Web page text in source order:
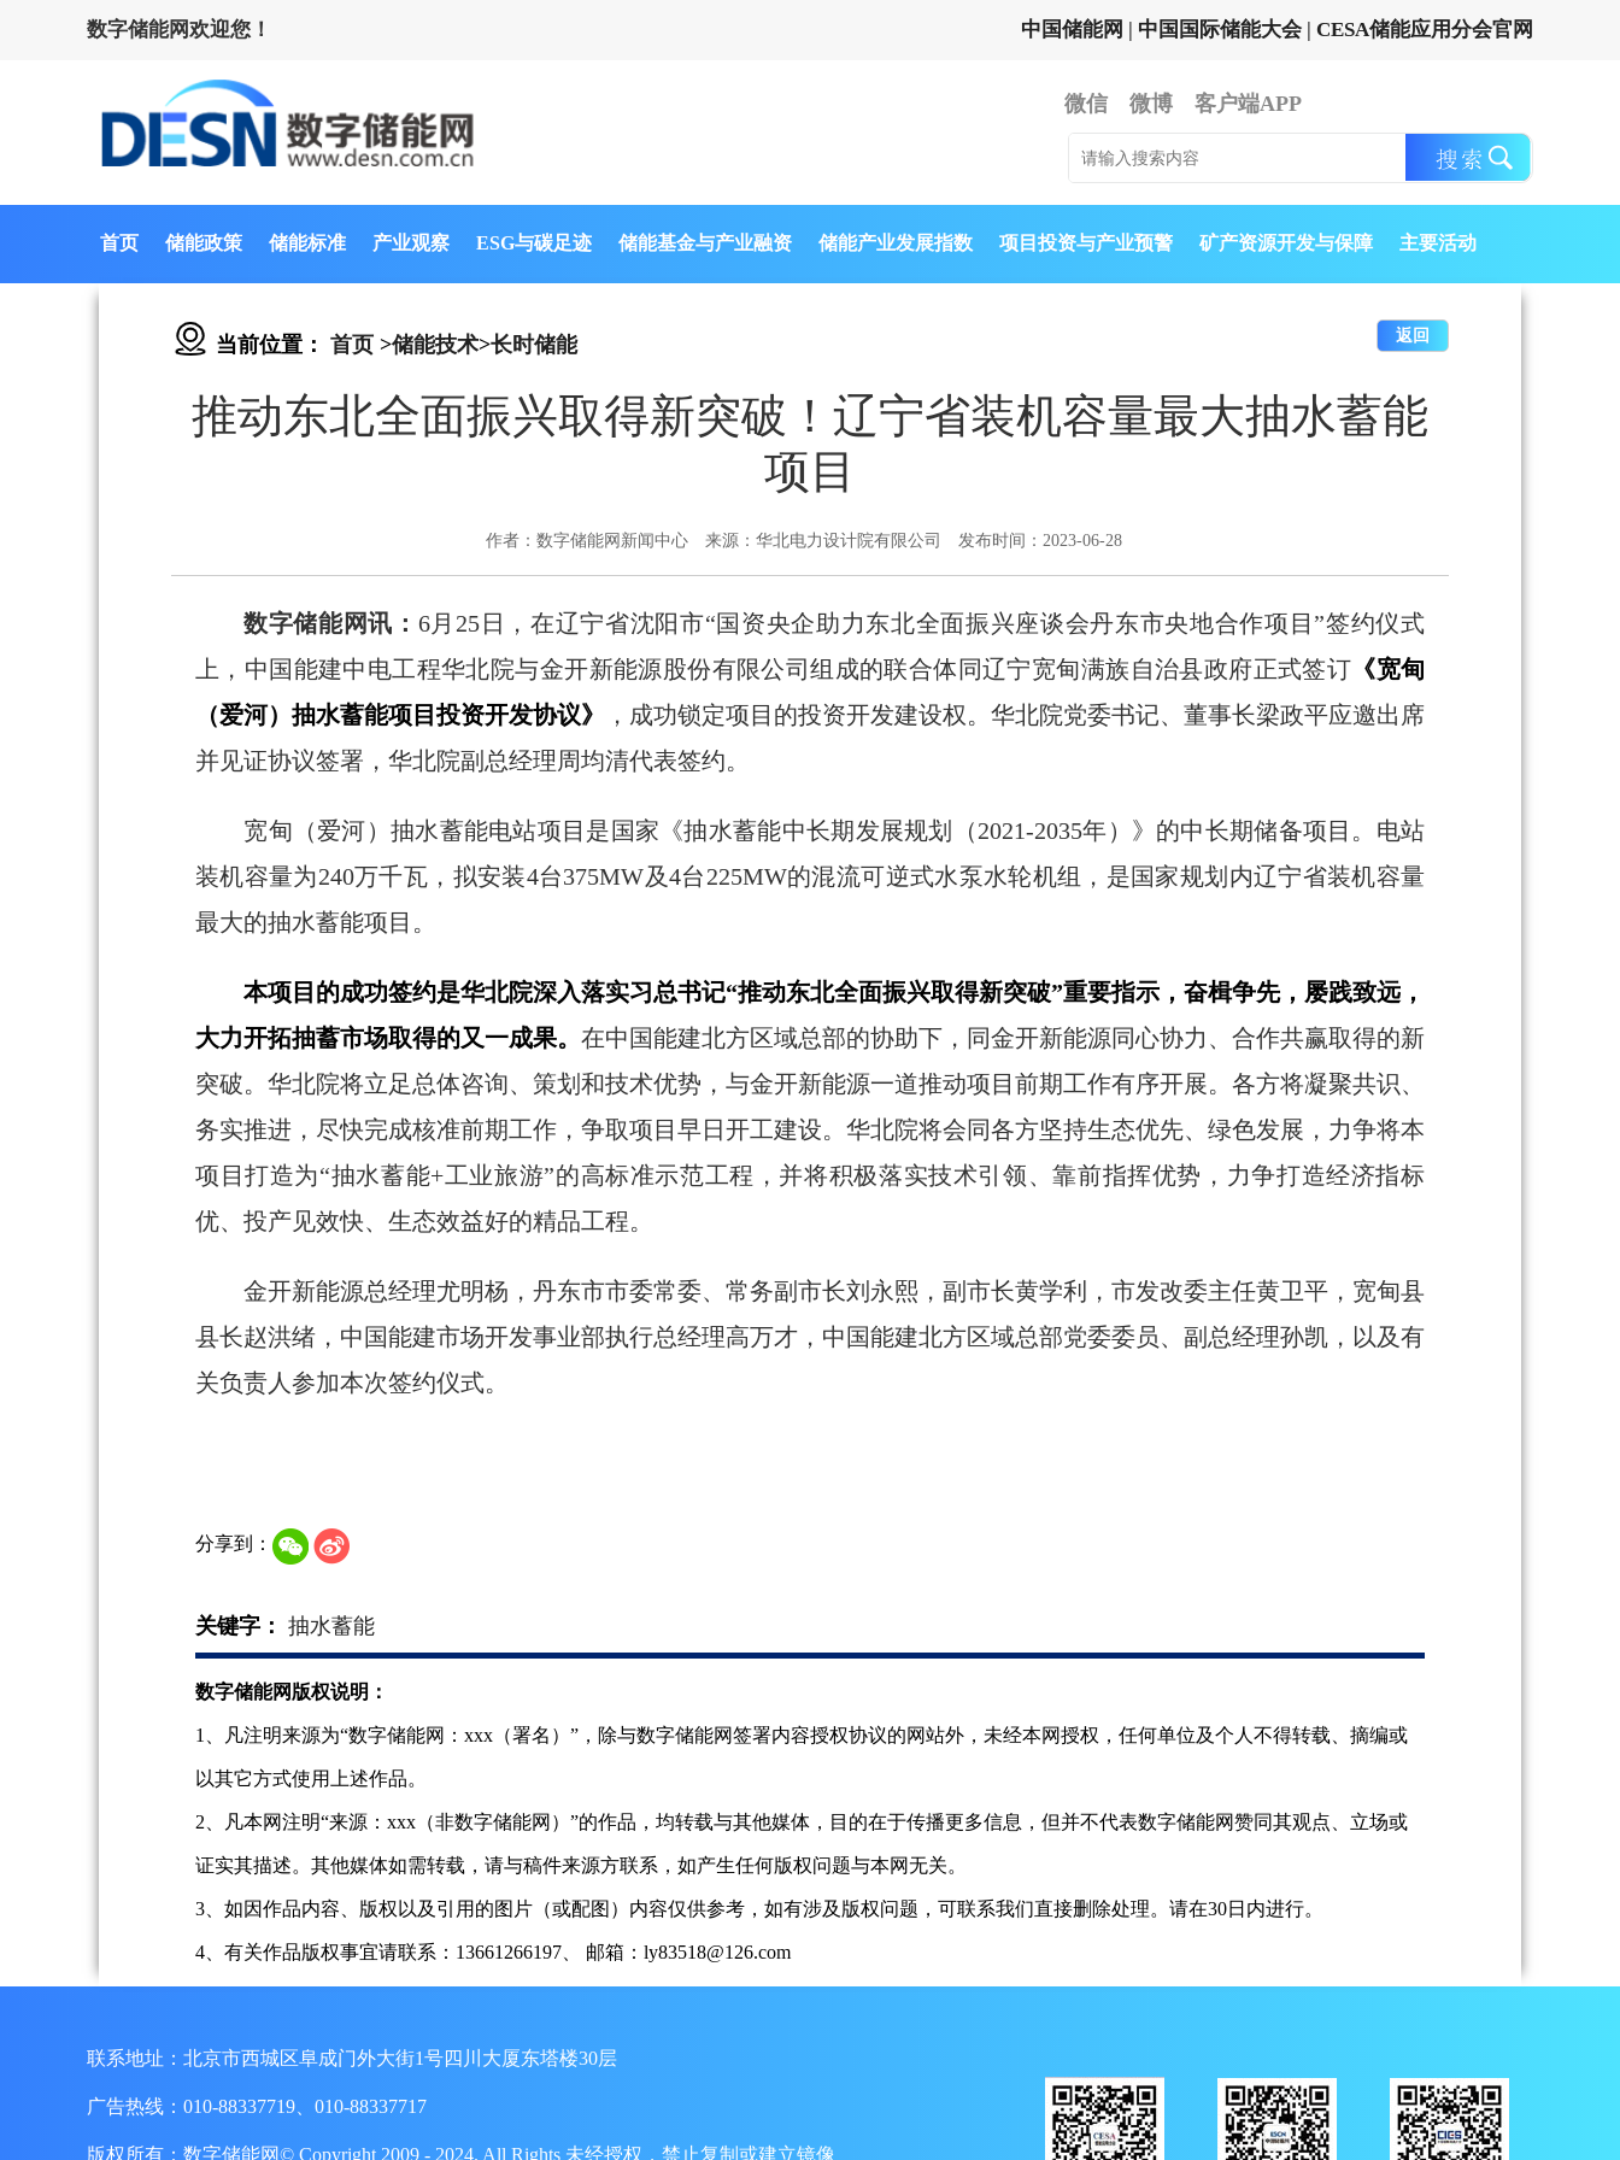
数字储能网欢迎您！ 中国储能网 | 中国国际储能大会 | CESA储能应用分会官网
微信 微博 客户端APP
首页 储能政策 储能标准 产业观察 ESG与碳足迹 储能基金与产业融资 储能产业发展指数 项目投资与产业预警 矿产资源开发与保障 主要活动
当前位置： 首页 >储能技术>长时储能 返回
推动东北全面振兴取得新突破！辽宁省装机容量最大抽水蓄能
项目
作者：数字储能网新闻中心 来源：华北电力设计院有限公司 发布时间：2023-06-28
数字储能网讯： 6月25日，在辽宁省沈阳市“国资央企助力东北全面振兴座谈会丹东市央地合作项目”签约仪式
上，中国能建中电工程华北院与金开新能源股份有限公司组成的联合体同辽宁宽甸满族自治县政府正式签订 《宽甸
（爱河）抽水蓄能项目投资开发协议》
，成功锁定项目的投资开发建设权。华北院党委书记、董事长梁政平应邀出席
并见证协议签署，华北院副总经理周均清代表签约。
宽甸（爱河）抽水蓄能电站项目是国家《抽水蓄能中长期发展规划（2021-2035年）》的中长期储备项目。电站
装机容量为240万千瓦，拟安装4台375MW及4台225MW的混流可逆式水泵水轮机组，是国家规划内辽宁省装机容量
最大的抽水蓄能项目。
本项目的成功签约是华北院深入落实习总书记“推动东北全面振兴取得新突破”重要指示，奋楫争先，屡践致远，
大力开拓抽蓄市场取得的又一成果。 在中国能建北方区域总部的协助下，同金开新能源同心协力、合作共赢取得的新
突破。华北院将立足总体咨询、策划和技术优势，与金开新能源一道推动项目前期工作有序开展。各方将凝聚共识、
务实推进，尽快完成核准前期工作，争取项目早日开工建设。华北院将会同各方坚持生态优先、绿色发展，力争将本
项目打造为“抽水蓄能+工业旅游”的高标准示范工程，并将积极落实技术引领、靠前指挥优势，力争打造经济指标
优、投产见效快、生态效益好的精品工程。
金开新能源总经理尤明杨，丹东市市委常委、常务副市长刘永熙，副市长黄学利，市发改委主任黄卫平，宽甸县
县长赵洪绪，中国能建市场开发事业部执行总经理高万才，中国能建北方区域总部党委委员、副总经理孙凯，以及有
关负责人参加本次签约仪式。
分享到：
关键字： 抽水蓄能
数字储能网版权说明：
1、凡注明来源为“数字储能网：xxx（署名）”，除与数字储能网签署内容授权协议的网站外，未经本网授权，任何单位及个人不得转载、摘编或
以其它方式使用上述作品。
2、凡本网注明“来源：xxx（非数字储能网）”的作品，均转载与其他媒体，目的在于传播更多信息，但并不代表数字储能网赞同其观点、立场或
证实其描述。其他媒体如需转载，请与稿件来源方联系，如产生任何版权问题与本网无关。
3、如因作品内容、版权以及引用的图片（或配图）内容仅供参考，如有涉及版权问题，可联系我们直接删除处理。请在30日内进行。
4、有关作品版权事宜请联系：13661266197、 邮箱：ly83518@126.com
联系地址：北京市西城区阜成门外大街1号四川大厦东塔楼30层
广告热线：010-88337719、010-88337717
版权所有：数字储能网© Copyright 2009 - 2024. All Rights 未经授权，禁止复制或建立镜像